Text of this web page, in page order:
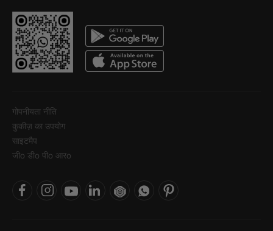
गोपनीयता नीति
कुकीज़ का उपयोग
साइटमैप
जीo डीo पीo आरo